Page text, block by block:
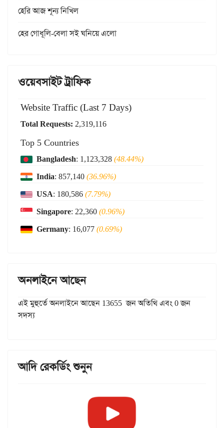
হেরি আজ শূন্য নিখিল
হের গোধূলি-বেলা সই ঘনিয়ে এলো
ওয়েবসাইট ট্রাফিক
Website Traffic (Last 7 Days)
Total Requests: 2,319,116
Top 5 Countries
Bangladesh: 1,123,328(48.44%)
India: 857,140(36.96%)
USA: 180,586(7.79%)
Singapore: 22,360(0.96%)
Germany: 16,077(0.69%)
অনলাইনে আছেন
এই মুহুর্তে অনলাইনে আছেন 13655 জন অতিথি এবং 0 জন
সদস্য
আদি রেকর্ডিং শুনুন